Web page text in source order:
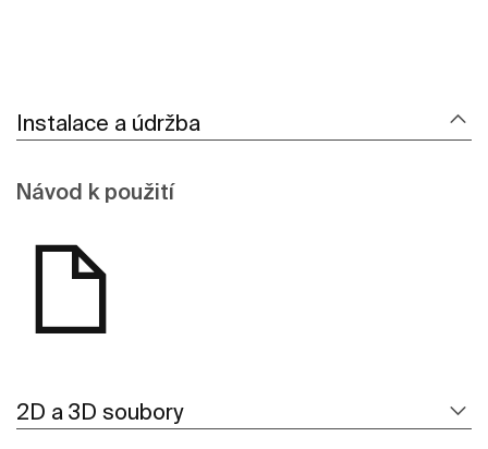
Instalace a údržba
Návod k použití
2D a 3D soubory